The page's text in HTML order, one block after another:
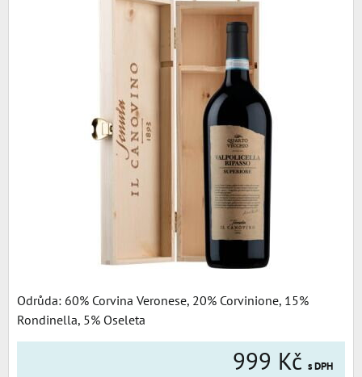
Odrůda: 60% Corvina Veronese, 20% Corvinione, 15%
Rondinella, 5% Oseleta
999 Kč s DPH